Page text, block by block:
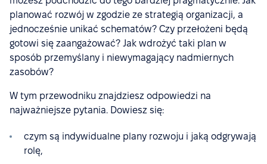
planować rozwój w zgodzie ze strategią organizacji, a
jednocześnie unikać schematów? Czy przełożeni będą
gotowi się zaangażować? Jak wdrożyć taki plan w
sposób przemyślany i niewymagający nadmiernych
zasobów?
W tym przewodniku znajdziesz odpowiedzi na
najważniejsze pytania. Dowiesz się:
czym są indywidualne plany rozwoju i jaką odgrywają
rolę,